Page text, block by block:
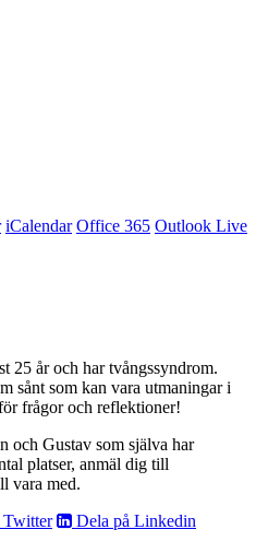
iCalendar Office 365 Outlook Live
25 år och har tvångssyndrom.
sånt som kan vara utmaningar i
frågor och reflektioner!
och Gustav som själva har
platser, anmäl dig till
vara med.
Twitter Dela på Linkedin